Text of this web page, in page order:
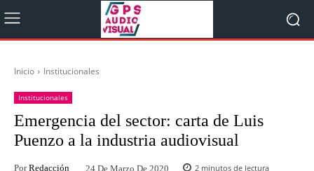
Inicio Institucionales
Institucionales
Emergencia del sector: carta de Luis
Puenzo a la industria audiovisual
Por Redacción 24 De Marzo De 2020 2 minutos de lectura